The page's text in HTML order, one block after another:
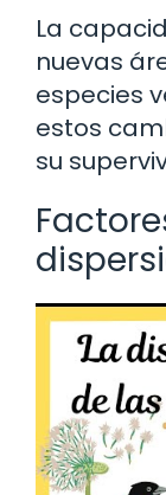
La
nuevas
especies
estos
su